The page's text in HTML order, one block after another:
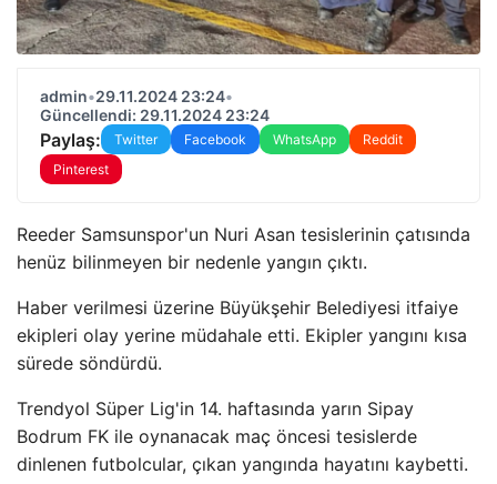
admin•29.11.2024 23:24•
Güncellendi: 29.11.2024 23:24
Paylaş: Twitter Facebook WhatsApp
Reddit
Pinterest
Reeder Samsunspor'un Nuri Asan tesislerinin çatısında
henüz bilinmeyen bir nedenle yangın çıktı.
Haber verilmesi üzerine Büyükşehir Belediyesi itfaiye
ekipleri olay yerine müdahale etti. Ekipler yangını kısa
sürede söndürdü.
Trendyol Süper Lig'in 14. haftasında yarın Sipay
Bodrum FK ile oynanacak maç öncesi tesislerde
dinlenen futbolcular, çıkan yangında hayatını kaybetti.